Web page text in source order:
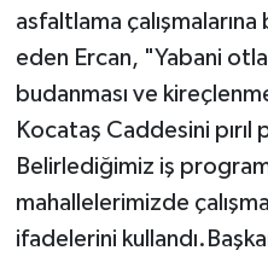
asfaltlama çalışmalarına
eden Ercan, "Yabani
budanması ve
Kocataş Caddesini pırıl
Belirlediğimiz iş
mahallelerimizde
ifadelerini